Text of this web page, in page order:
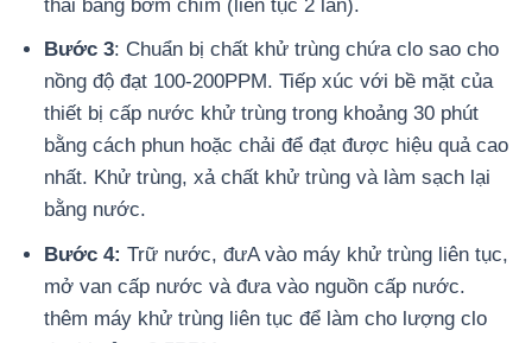
thải bằng bơm chìm (liên tục 2 lần).
Bước 3: Chuẩn bị chất khử trùng chứa clo sao cho
nồng độ đạt 100-200PPM. Tiếp xúc với bề mặt của
thiết bị cấp nước khử trùng trong khoảng 30 phút
bằng cách phun hoặc chải để đạt được hiệu quả cao
nhất. Khử trùng, xả chất khử trùng và làm sạch lại
bằng nước.
Bước 4: Trữ nước, đưA vào máy khử trùng liên tục,
mở van cấp nước và đưa vào nguồn cấp nước.
thêm máy khử trùng liên tục để làm cho lượng clo